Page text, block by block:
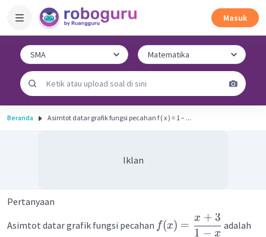
Masuk
Beranda Asimtot datar grafik fungsi pecahan f ( x ) = 1 − ...
Iklan
Pertanyaan
Asimtot datar grafik fungsi pecahan f(x) =
1 − x
x + 3
adalah